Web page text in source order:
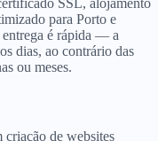
SSL, alojamento
para Porto e
é rápida — a
dias, ao contrário das
ou meses.
de websites